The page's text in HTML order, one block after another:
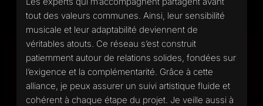
tout des valeurs communes. Ainsi, leur sensibilité
musicale et leur adaptabilité deviennent de
véritables atouts. Ce réseau s’est construit
patiemment autour de relations solides, fondées sur
l’exigence et la complémentarité. Grâce à cette
alliance, je peux assurer un suivi artistique fluide et
cohérent à chaque étape du projet. Je veille aussi à